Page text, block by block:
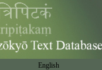
English
勝